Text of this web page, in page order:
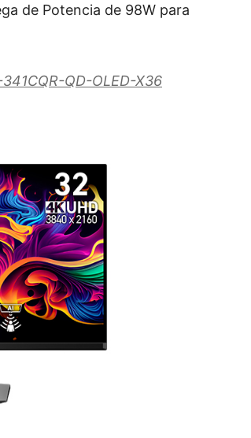
de Potencia de 98W para
QD-OLED-X36